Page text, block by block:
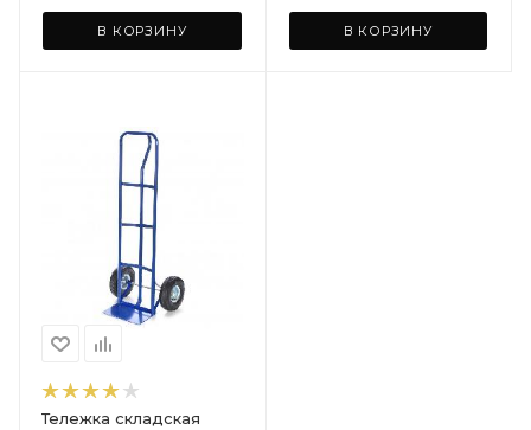
В КОРЗИНУ В КОРЗИНУ
Тележка складская